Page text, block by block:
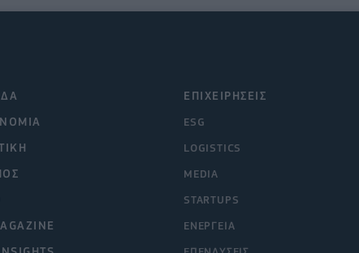
ΕΠΙΧΕΙΡΗΣΕΙΣ
ESG
LOGISTICS
MEDIA
STARTUPS
ΕΝΕΡΓΕΙΑ